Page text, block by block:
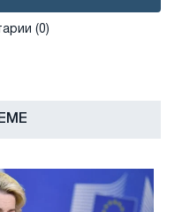
(0)